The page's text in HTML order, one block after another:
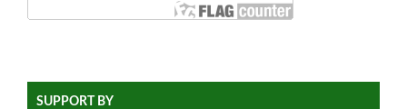
SUPPORT BY